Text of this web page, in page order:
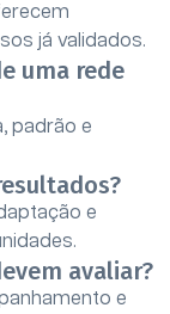
já validados.
uma rede
padrão e
e
avaliar?
e